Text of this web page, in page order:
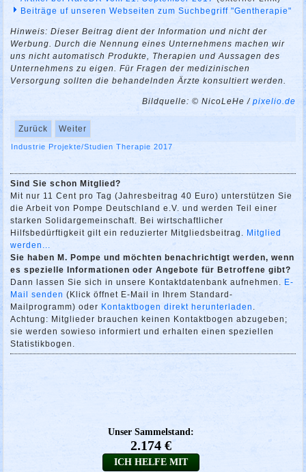
Beiträge uf unseren Webseiten zum Suchbegriff "Gentherapie"
Hinweis: Dieser Beitrag dient der Information und nicht der
Werbung. Durch die Nennung eines Unternehmens machen wir
uns nicht automatisch Produkte, Therapien und Aussagen des
Unternehmens zu eigen. Für Fragen der medizinischen
Versorgung sollten die behandelnden Ärzte konsultiert werden.
Bildquelle: © NicoLeHe / pixelio.de
Zurück Weiter
IndustrieProjekte/StudienTherapie2017
Sind Sie schon Mitglied?
Mit nur 11 Cent pro Tag (Jahresbeitrag 40 Euro) unterstützen Sie
die Arbeit von Pompe Deutschland e.V. und werden Teil einer
starken Solidargemeinschaft. Bei wirtschaftlicher
Hilfsbedürftigkeit gilt ein reduzierter Mitgliedsbeitrag. Mitglied
werden...
Sie haben M. Pompe und möchten benachrichtigt werden, wenn
es spezielle Informationen oder Angebote für Betroffene gibt?
Dann lassen Sie sich in unsere Kontaktdatenbank aufnehmen. E-
Mail senden (Klick öffnet E-Mail in Ihrem Standard-
Mailprogramm) oder Kontaktbogen direkt herunterladen
Achtung: Mitglieder brauchen keinen Kontaktbogen abzugeben;
sie werden sowieso informiert und erhalten einen speziellen
Statistikbogen.